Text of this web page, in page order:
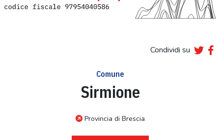
Condividi su
Comune
Sirmione
Provincia di Brescia